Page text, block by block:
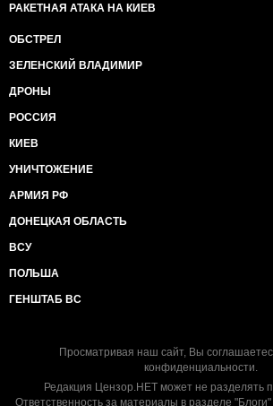
РАКЕТНАЯ АТАКА НА КИЕВ
ОБСТРЕЛ
ЗЕЛЕНСКИЙ ВЛАДИМИР
ДРОНЫ
РОССИЯ
КИЕВ
УНИЧТОЖЕНИЕ
АРМИЯ РФ
ДОНЕЦКАЯ ОБЛАСТЬ
ВСУ
ПОЛЬША
ГЕНШТАБ ВС
Просматривая наш сайт, Вы
конфиденциальности.
Редакция Цензор.НЕТ может не разделять
Ответственность за материалы в разделе "Блоги"